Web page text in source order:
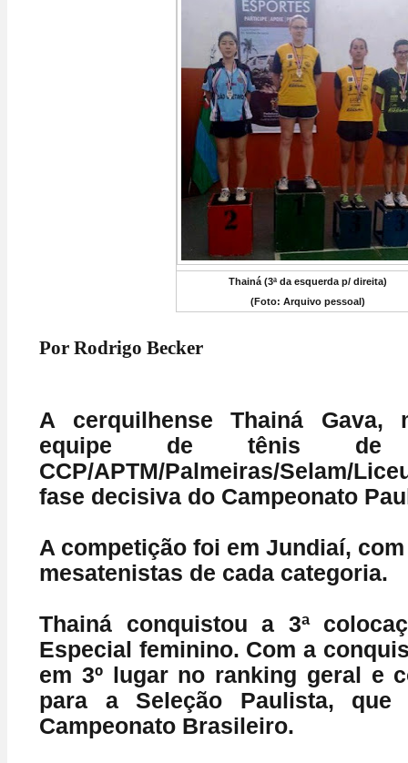
Thainá (3ª da esquerda p/ direita)
(Foto: Arquivo pessoal)
Por Rodrigo Becker
A cerquilhense Thainá Gava,
equipe de tênis de
CCP/APTM/Palmeiras/Selam/
fase decisiva do Campeonato
A competição foi em Jundiaí,
mesatenistas de cada categoria.
Thainá conquistou a 3ª
Especial feminino. Com a
em 3º lugar no ranking geral e
para a Seleção Paulista,
Campeonato Brasileiro.